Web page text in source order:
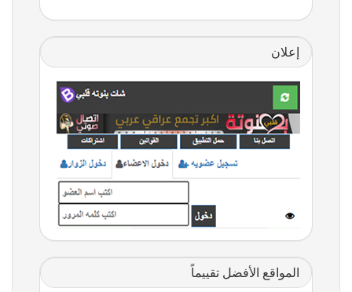
إعلان
المواقع الأفضل تقييماً